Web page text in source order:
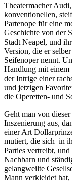
Theatermacher
konventionellen,
Partenope für eine
Geschichte von der
Stadt Neapel, und
Version, die er
Seifenoper nennt.
Handlung mit einem
der Intrige einer
und jetzigen
die Operetten- und
Geht man von
Inszenierung aus,
einer Art
mutiert, die sich in
Parties vertreibt,
Nachbarn und
gelangweilte
Mann verkleidet